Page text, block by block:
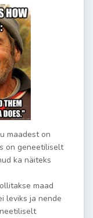
maadest on
on geneetiliselt
ka näiteks
maad
leviks ja nende